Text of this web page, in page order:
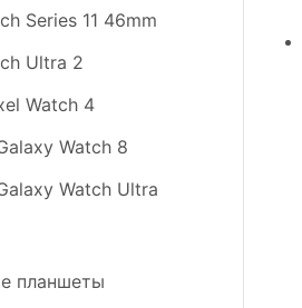
Series 11 46mm
Ultra 2
Watch 4
Watch 8
Watch Ultra
планшеты